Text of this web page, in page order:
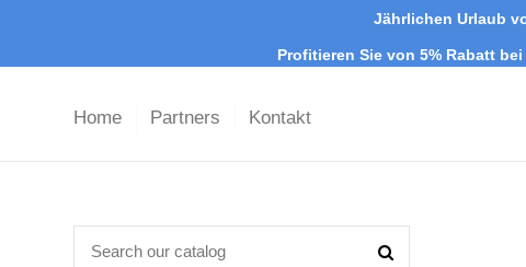
Jährlichen Urlaub
Profitieren Sie von 5% Rabatt
Home Partners Kontakt